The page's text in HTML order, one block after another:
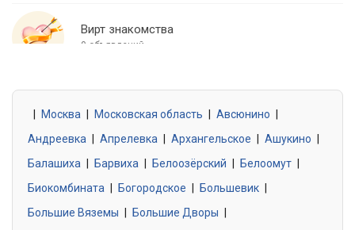
Вирт знакомства
0 объявлений
0 объявлений
Знакомства без обязательств
0 объявлений
Москва Московская область Авсюнино
Андреевка
Апрелевка Архангельское Ашукино
Балашиха
Барвиха Белоозёрский Белоомут
Биокомбината
Богородское Большевик
Большие Вяземы
Большие Дворы